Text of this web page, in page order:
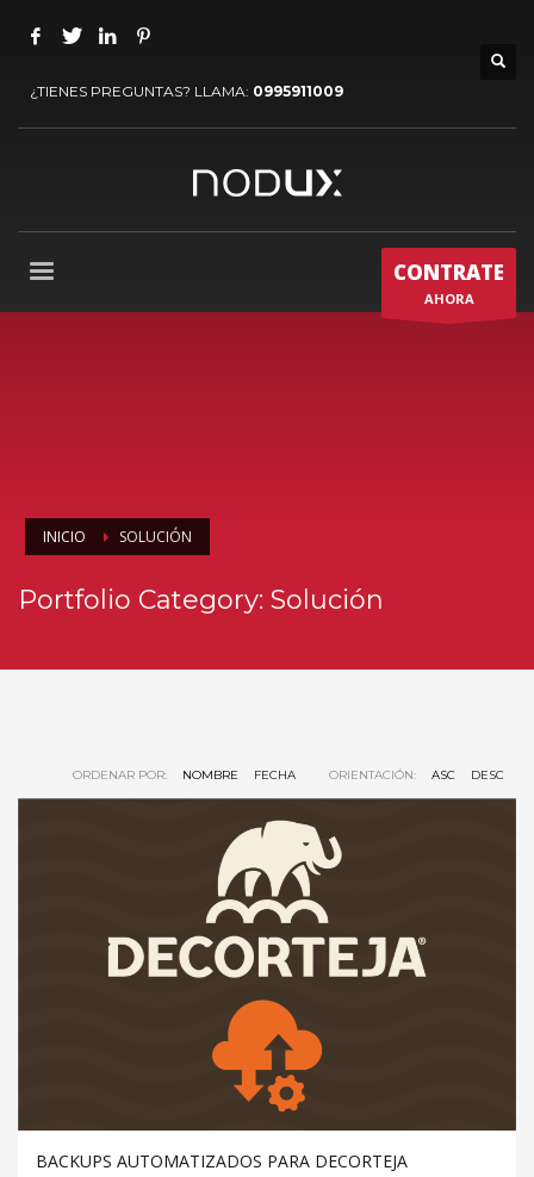
¿TIENES PREGUNTAS? LLAMA: 0995911009
CONTRATE
AHORA
INICIO SOLUCIÓN
Portfolio Category: Solución
ORDENAR POR: NOMBRE FECHA ORIENTACIÓN: ASC DESC
BACKUPS AUTOMATIZADOS PARA DECORTEJA